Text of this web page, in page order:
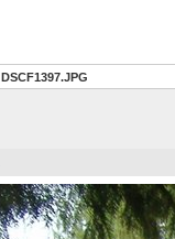
DSCF1397.JPG